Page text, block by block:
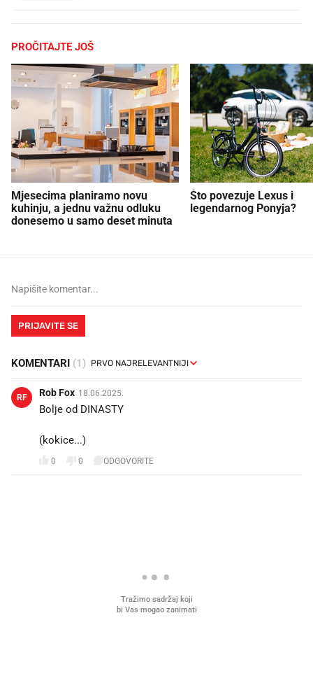
PROČITAJTE JOŠ
Mjesecima planiramo novu
kuhinju, a jednu važnu odluku
donesemo u samo deset minuta
Što povezuje Lexus i
legendarnog Ponyja?
PRIJAVITE SE
KOMENTARI (1)
RF Rob Fox 18.06.2025.
Bolje od DINASTY
(kokice...)
0 0 ODGOVORITE